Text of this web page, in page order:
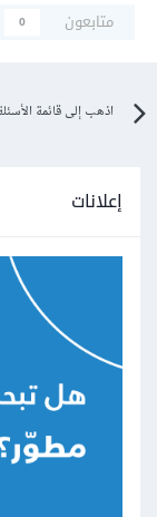
متابعون
0
اذهب إلى قائمة الأسئلة
إعلانات